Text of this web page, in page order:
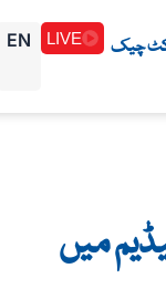
چیک LIVE
EN
میں